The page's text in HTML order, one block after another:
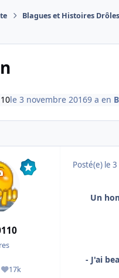
Blagues et Histoires Drôles
le 3 novembre 20169 a en
17k
Réputation
Posté(e) le
Un
- J'ai